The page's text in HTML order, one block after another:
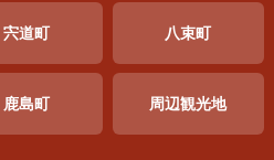
宍道町 八束町
鹿島町 周辺観光地